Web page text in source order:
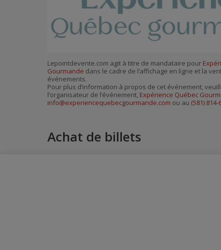
Lepointdevente.com agit à titre de mandataire pour
Gourmande dans le cadre de l’affichage en ligne et la
événements.
Pour plus d’information à propos de cet événement,
l’organisateur de l’événement, Expérience Québec
info@experiencequebecgourmande.com ou au (581) 814-
Achat de billets